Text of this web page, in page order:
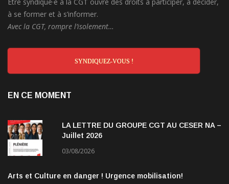
à se former et à s’informer.
Avec la CGT, rompre l’isolement…
SYNDIQUEZ-VOUS !
EN CE MOMENT
LA LETTRE DU GROUPE CGT AU CESER NA –
Juillet 2026
03/08/2026
Arts et Culture en danger ! Urgence mobilisation!